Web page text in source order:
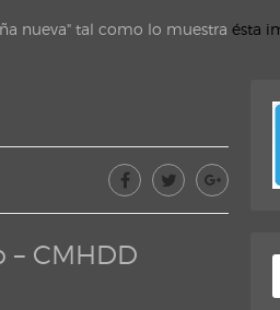
nueva" tal como lo muestra ésta
CMHDD